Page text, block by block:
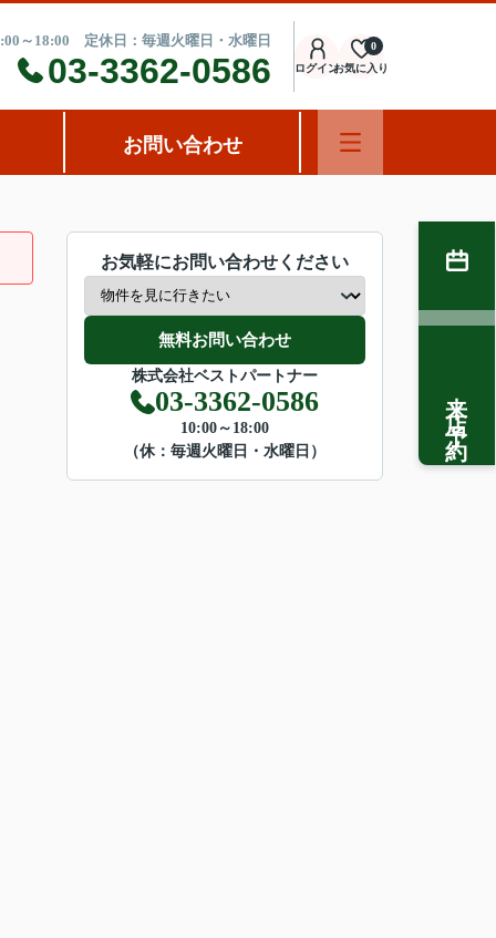
～18:00 定休日：毎週火曜日・水曜日
03-3362-0586 ログインお気に入り
0
お問い合わせ
お気軽にお問い合わせください
無料お問い合わせ
株式会社ベストパートナー
03-3362-0586
10:00～18:00
（休：毎週火曜日・水曜日）
来店予約